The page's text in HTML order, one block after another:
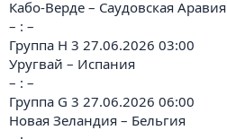
Кабо-Верде – Саудовская Аравия
– : –
Группа H 3 27.06.2026 03:00
Уругвай – Испания
– : –
Группа G 3 27.06.2026 06:00
Новая Зеландия – Бельгия